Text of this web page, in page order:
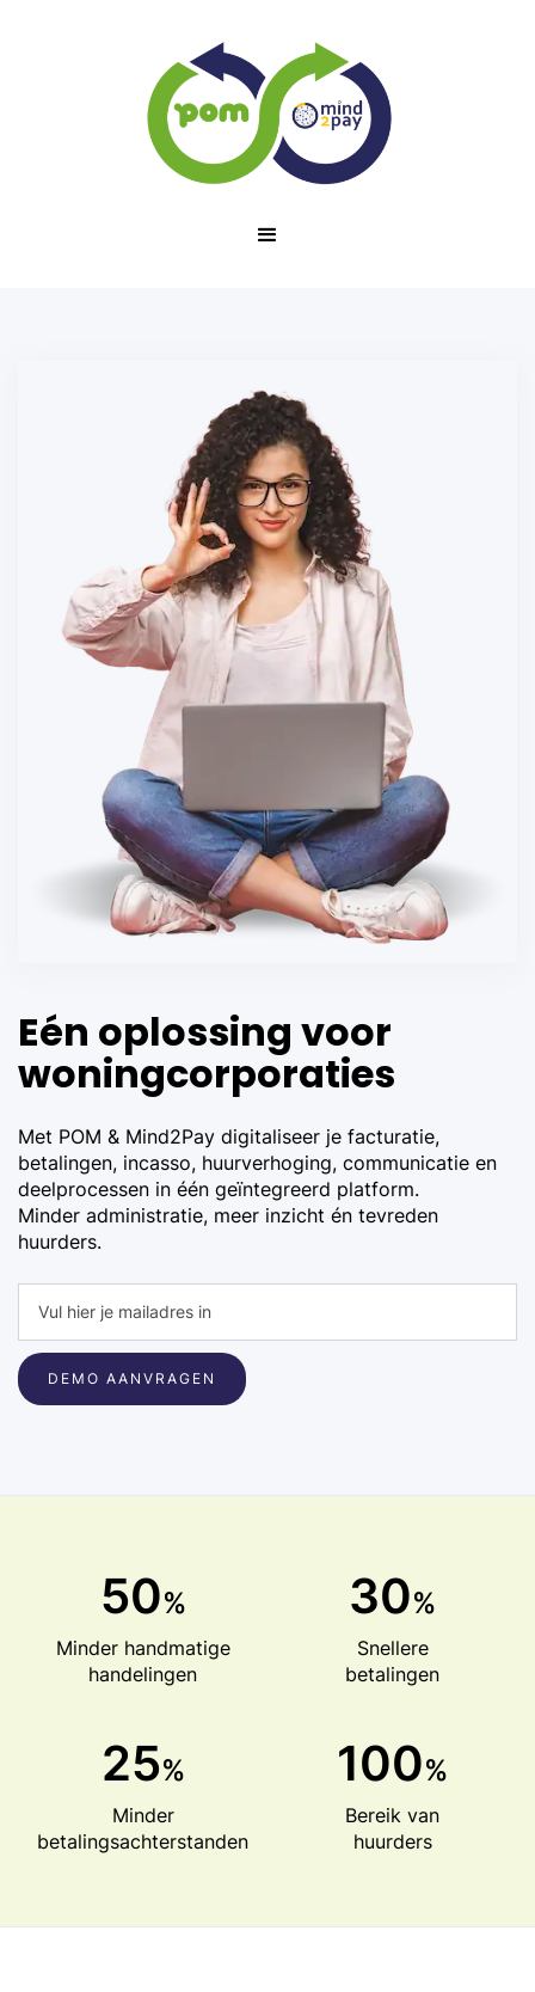
Eén oplossing voor
woningcorporaties
Met POM & Mind2Pay digitaliseer je facturatie,
betalingen, incasso, huurverhoging, communicatie en
deelprocessen in één geïntegreerd platform.
Minder administratie, meer inzicht én tevreden
huurders.
50%
Minder handmatige
handelingen
30%
Snellere
betalingen
25%
Minder
betalingsachterstanden
100%
Bereik van
huurders